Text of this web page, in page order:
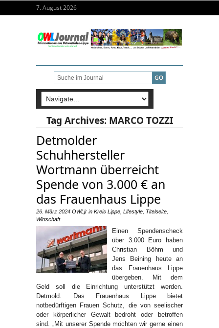
7. August 2026
Tag Archives: MARCO TOZZI
Detmolder
Schuhhersteller
Wortmann überreicht
Spende von 3.000 € an
das Frauenhaus Lippe
26. März 2024 OWLjr in Kreis Lippe Lifestyle Titelseite
Wirtschaft
Einen Spendenscheck
über 3.000 Euro haben
Christian Böhm und
Jens Beining heute an
das Frauenhaus Lippe
übergeben. Mit dem
Geld soll die Einrichtung unterstützt werden.
Detmold. Das Frauenhaus Lippe bietet
notbedürftigen Frauen Schutz, die von seelischer
oder körperlicher Gewalt bedroht oder betroffen
sind. „Mit unserer Spende möchten wir gerne einen